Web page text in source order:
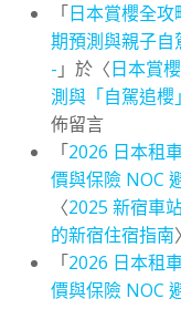
「日本賞櫻全
期預測與親子自
- 」於〈日本賞
測與「自駕追櫻
佈留言
「2026 日本租
價與保險 NOC
〈2025 新宿車
的新宿住宿指南
「2026 日本租
價與保險 NOC